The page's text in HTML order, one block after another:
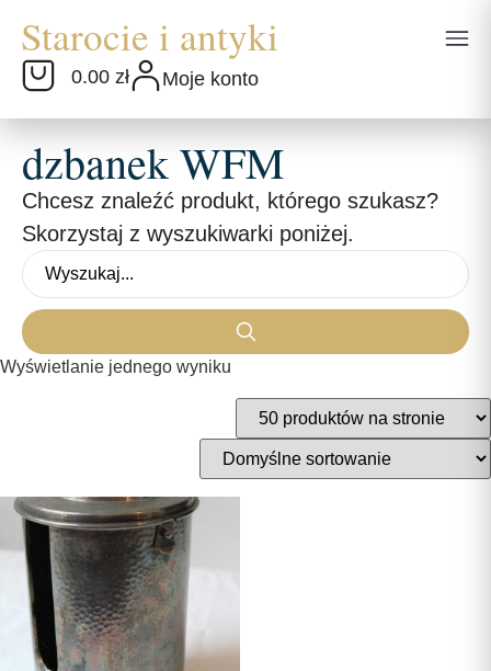
0.00 zł Moje konto
dzbanek WFM
Chcesz znaleźć produkt, którego szukasz?
Skorzystaj z wyszukiwarki poniżej.
Wyświetlanie jednego wyniku